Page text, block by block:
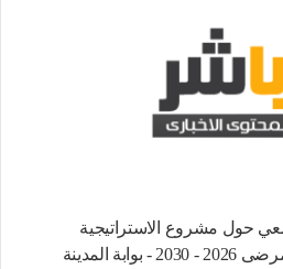
حول مشروع الاستراتيجية
الوطنية للجودة وسلامة المرضى 2026 - 2030 - بوابة المدينة